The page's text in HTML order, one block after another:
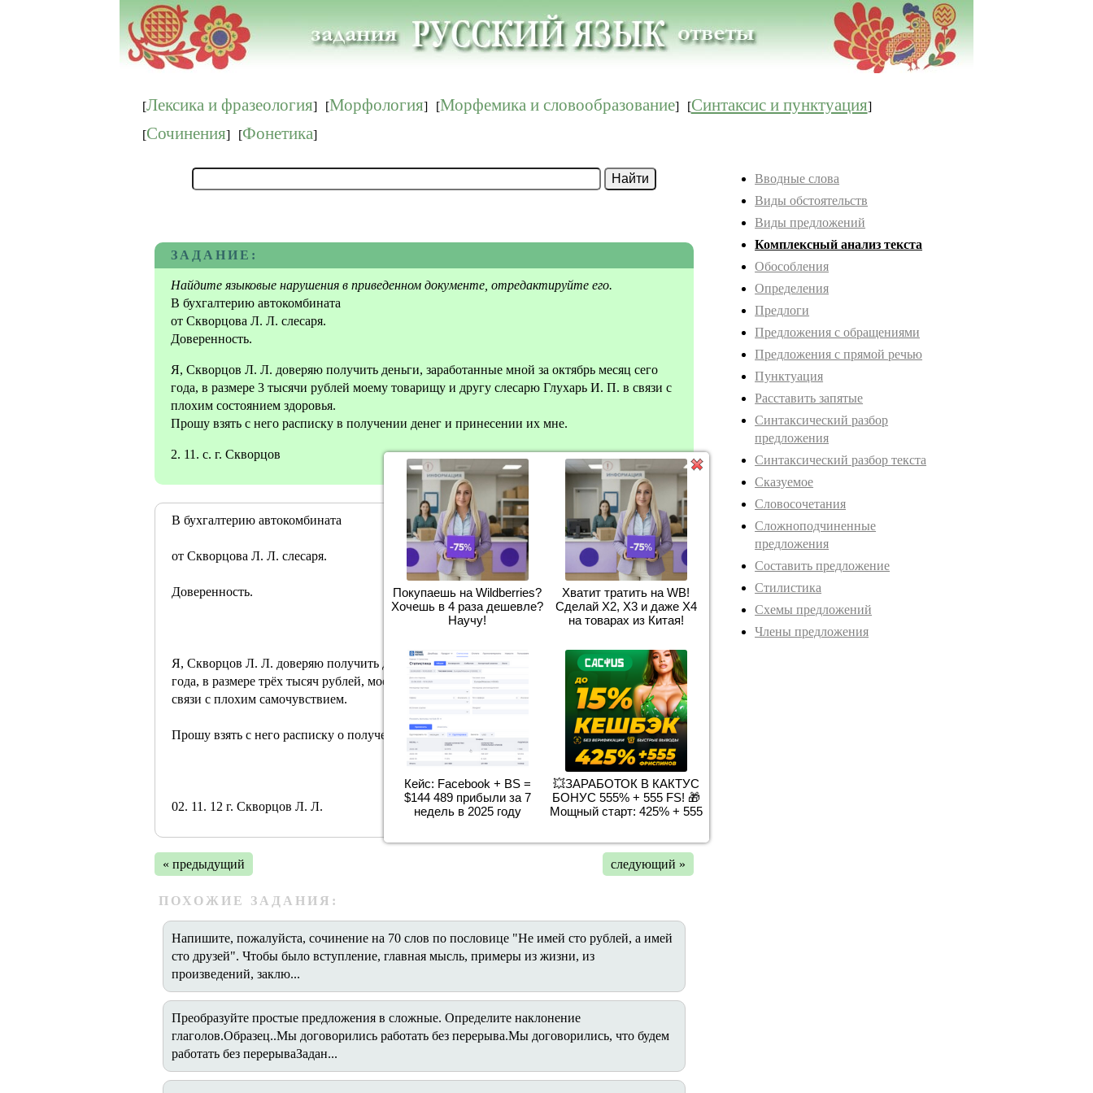
Покупаешь на Wildberries?
Хочешь в 4 раза дешевле?
Научу!
Хватит тратить на WB!
Сделай Х2, Х3 и даже Х4
на товарах из Китая!
Кейс: Facebook + BS =
$144 489 прибыли за 7
недель в 2025 году
💥ЗАРАБОТОК В КАКТУС
БОНУС 555% + 555 FS! 🎁
Мощный старт: 425% + 555
[Лексика и фразеология] [Морфология] [Морфемика и словообразование] [Синтаксис и пунктуация]
[Сочинения] [Фонетика]
ЗАДАНИЕ:
Найдите языковые нарушения в приведенном документе, отредактируйте его.
В бухгалтерию автокомбината
от Скворцова Л. Л. слесаря.
Доверенность.
Я, Скворцов Л. Л. доверяю получить деньги, заработанные мной за октябрь месяц сего
года, в размере 3 тысячи рублей моему товарищу и другу слесарю Глухарь И. П. в связи с
плохим состоянием здоровья.
Прошу взять с него расписку в получении денег и принесении их мне.
2. 11. с. г. Скворцов
В бухгалтерию автокомбината
от Скворцова Л. Л. слесаря.
Доверенность.
Я, Скворцов Л. Л. доверяю получить деньги, заработанные мной за октябрь текущего
года, в размере трёх тысяч рублей, моему товарищу и другу, слесарю Глухарь И. П. в
связи с плохим самочувствием.
Прошу взять с него расписку о получении и доставке денег мне.
02. 11. 12 г. Скворцов Л. Л.
« предыдущий следующий »
ПОХОЖИЕ ЗАДАНИЯ:
Напишите, пожалуйста, сочинение на 70 слов по пословице "Не имей сто рублей, а имей
сто друзей". Чтобы было вступление, главная мысль, примеры из жизни, из
произведений, заклю...
Преобразуйте простые предложения в сложные. Определите наклонение
глаголов.Образец..Мы договорились работать без перерыва.Мы договорились, что будем
работать без перерываЗадан...
Вводные слова
Виды обстоятельств
Виды предложений
Комплексный анализ текста
Обособления
Определения
Предлоги
Предложения с обращениями
Предложения с прямой речью
Пунктуация
Расставить запятые
Синтаксический разбор
предложения
Синтаксический разбор текста
Сказуемое
Словосочетания
Сложноподчиненные
предложения
Составить предложение
Стилистика
Схемы предложений
Члены предложения